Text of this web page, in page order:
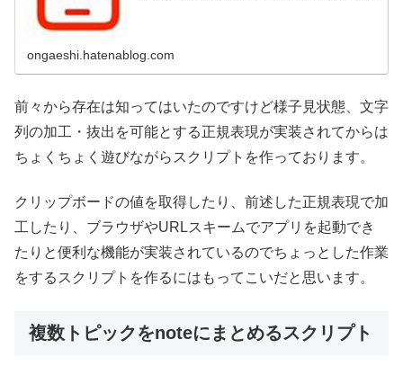
ongaeshi.hatenablog.com
前々から存在は知ってはいたのですけど様子見状態、文字
列の加工・抜出を可能とする正規表現が実装されてからは
ちょくちょく遊びながらスクリプトを作っております。
クリップボードの値を取得したり、前述した正規表現で加
工したり、ブラウザやURLスキームでアプリを起動でき
たりと便利な機能が実装されているのでちょっとした作業
をするスクリプトを作るにはもってこいだと思います。
複数トピックをnoteにまとめるスクリプト